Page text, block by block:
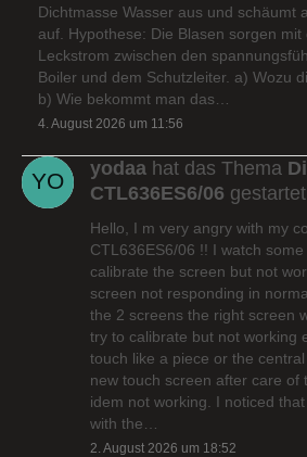
Dichtmasse Wasser aus und schäumt
auf. Hypothese: Die Blasen sorgen
Leckstrom zwischen den
Boiler und dem Schutzleiter. a) Wozu
b) Wie bekommt man das…
4. August 2026 um 11:56
yodaa hat das Thema
CTL636ES6/06
Hello, I m very angry with my
CTL636ES6/06 !! I watch
calibrate the screen but not
screen not responding in
the 2 screens the right screen
try to calibrate but not working
touch like a piece or the
new touch screen after care of
idem not working. I noticed
with the…
2. August 2026 um 18:52